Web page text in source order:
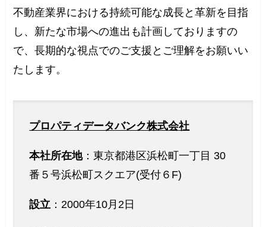
不動産業界における持続可能な成長と革新を目指
し、新たな市場への進出も計画しておりますの
で、長期的な視点でのご支援とご理解をお願いい
たします。
プロパティデータバンク株式会社
本社所在地：東京都港区浜松町一丁目 30
番５号浜松町スクエア(受付６F)
設立 ：2000年10月2日